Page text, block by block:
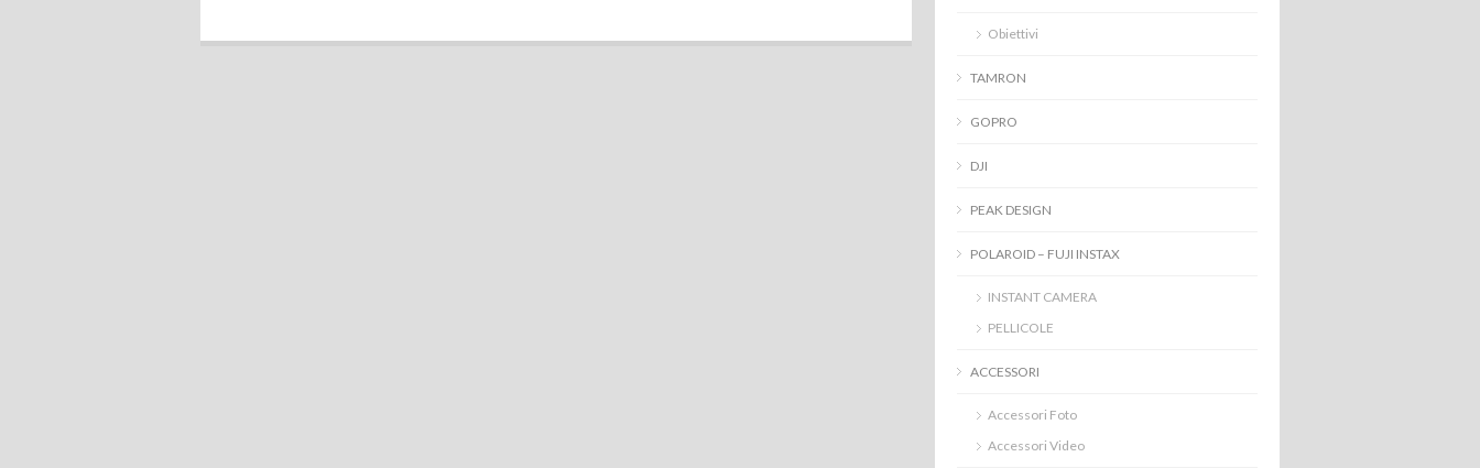
Obiettivi
TAMRON
GOPRO
DJI
PEAK DESIGN
POLAROID – FUJI INSTAX
INSTANT CAMERA
PELLICOLE
ACCESSORI
Accessori Foto
Accessori Video